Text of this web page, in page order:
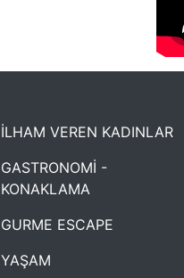
İLHAM VEREN KADINLAR
GASTRONOMİ -
KONAKLAMA
GURME ESCAPE
YAŞAM